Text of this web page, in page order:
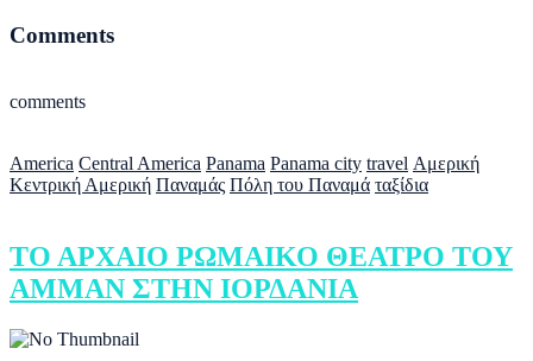
Comments
comments
America Central America Panama Panama city travel Αμερική
Κεντρική Αμερική Παναμάς Πόλη του Παναμά ταξίδια
ΤΟ ΑΡΧΑΙΟ ΡΩΜΑΙΚΟ ΘΕΑΤΡΟ ΤΟΥ
ΑΜΜΑΝ ΣΤΗΝ ΙΟΡΔΑΝΙΑ